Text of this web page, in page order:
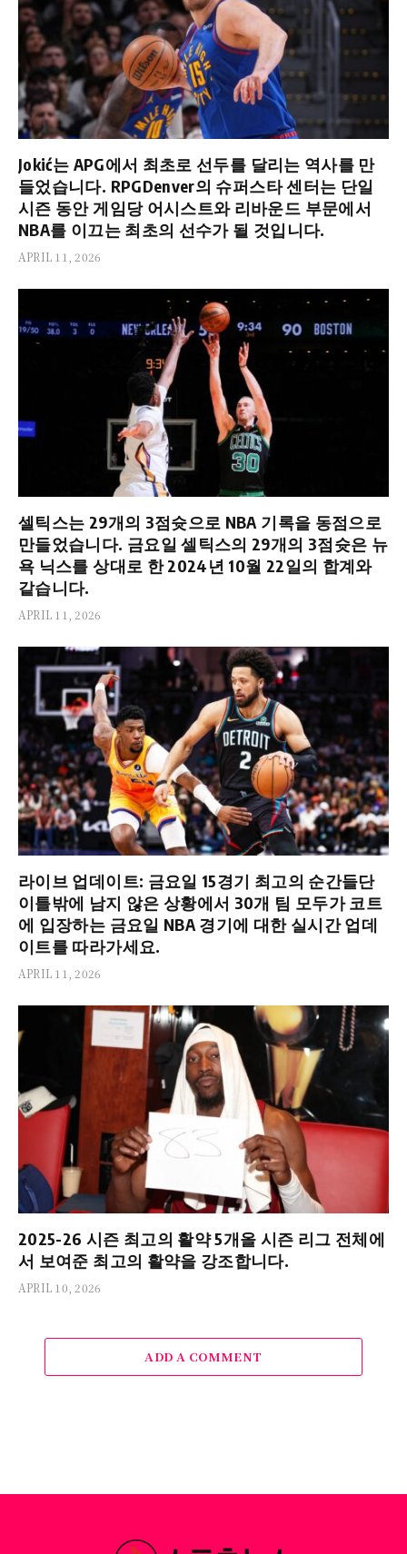
Jokić는 APG에서 최초로 선두를 달리는 역사를 만
들었습니다. RPGDenver의 슈퍼스타 센터는 단일
시즌 동안 게임당 어시스트와 리바운드 부문에서
NBA를 이끄는 최초의 선수가 될 것입니다.
APRIL 11, 2026
셀틱스는 29개의 3점슛으로 NBA 기록을 동점으로
만들었습니다. 금요일 셀틱스의 29개의 3점슛은 뉴
욕 닉스를 상대로 한 2024년 10월 22일의 합계와
같습니다.
APRIL 11, 2026
라이브 업데이트: 금요일 15경기 최고의 순간들단
이틀밖에 남지 않은 상황에서 30개 팀 모두가 코트
에 입장하는 금요일 NBA 경기에 대한 실시간 업데
이트를 따라가세요.
APRIL 11, 2026
2025-26 시즌 최고의 활약 5개올 시즌 리그 전체에
서 보여준 최고의 활약을 강조합니다.
APRIL 10, 2026
ADD A COMMENT